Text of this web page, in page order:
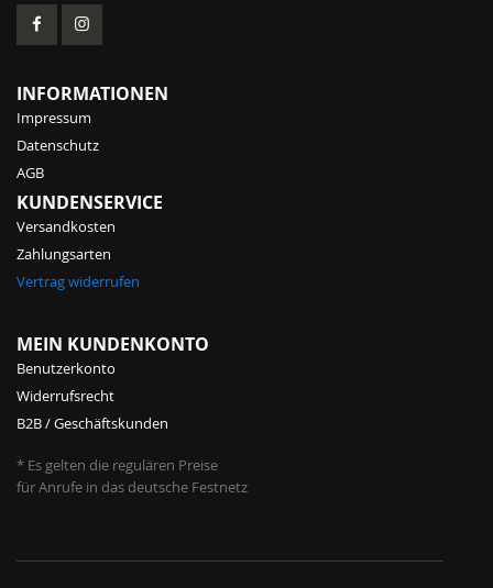
INFORMATIONEN
Impressum
Datenschutz
AGB
KUNDENSERVICE
Versandkosten
Zahlungsarten
Vertrag widerrufen
MEIN KUNDENKONTO
Benutzerkonto
Widerrufsrecht
B2B / Geschäftskunden
* Es gelten die regulären Preise
für Anrufe in das deutsche Festnetz